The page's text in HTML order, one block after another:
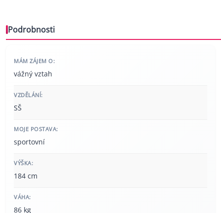
Podrobnosti
MÁM ZÁJEM O:
vážný vztah
VZDĚLÁNÍ:
SŠ
MOJE POSTAVA:
sportovní
VÝŠKA:
184 cm
VÁHA:
86 kg